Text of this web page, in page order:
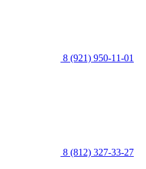
8 (921) 950-11-01
8 (812) 327-33-27